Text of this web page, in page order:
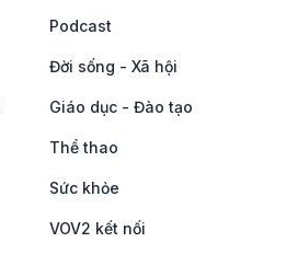
Podcast
Đời sống - Xã hội
Giáo dục - Đào tạo
Thể thao
Sức khỏe
VOV2 kết nối